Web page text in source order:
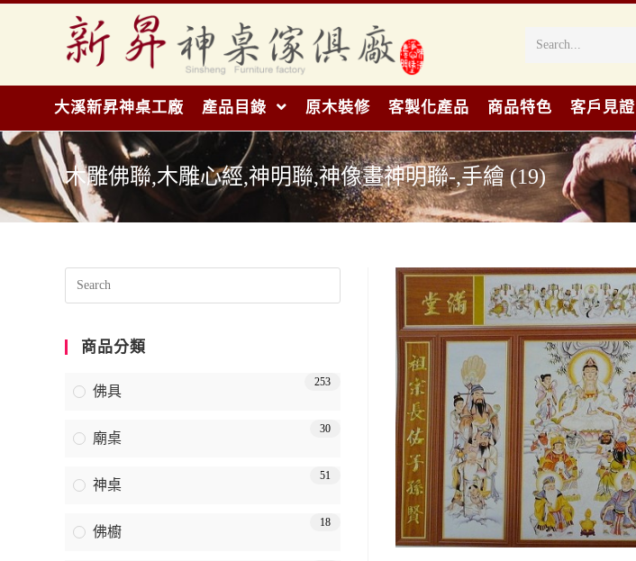
Search...
大溪新昇神桌工廠 產品目錄 原木裝修 客製化產品 商品特色 客戶見證
木雕佛聯,木雕心經,神明聯,神像畫神明聯-,手繪 (19)
商品分類
佛具
253
廟桌
30
神桌
51
佛櫥
18